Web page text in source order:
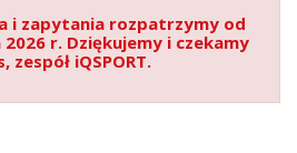
i zapytania rozpatrzymy od
r. Dziękujemy i czekamy
zespół iQSPORT.